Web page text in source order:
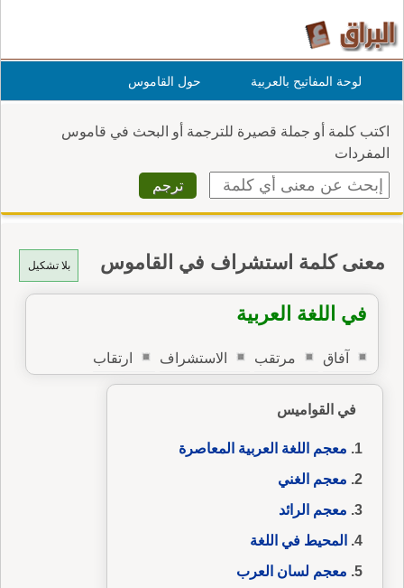
لوحة المفاتيح بالعربية حول القاموس
اكتب كلمة أو جملة قصيرة للترجمة أو البحث في قاموس
المفردات
بلا تشكيل معنى كلمة استشراف في القاموس
في اللغة العربية
آفاق مرتقب الاستشراف ارتقاب
في القواميس
معجم اللغة العربية المعاصرة
معجم الغني
معجم الرائد
المحيط في اللغة
معجم لسان العرب